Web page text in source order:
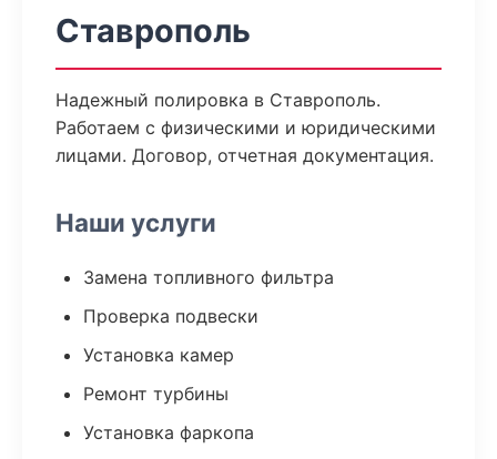
Ставрополь
Надежный полировка в Ставрополь.
Работаем с физическими и юридическими
лицами. Договор, отчетная документация.
Наши услуги
Замена топливного фильтра
Проверка подвески
Установка камер
Ремонт турбины
Установка фаркопа